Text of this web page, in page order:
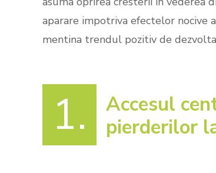
aparare impotriva efectelor nocive
mentina trendul pozitiv de
1.
Accesul
pierderilor